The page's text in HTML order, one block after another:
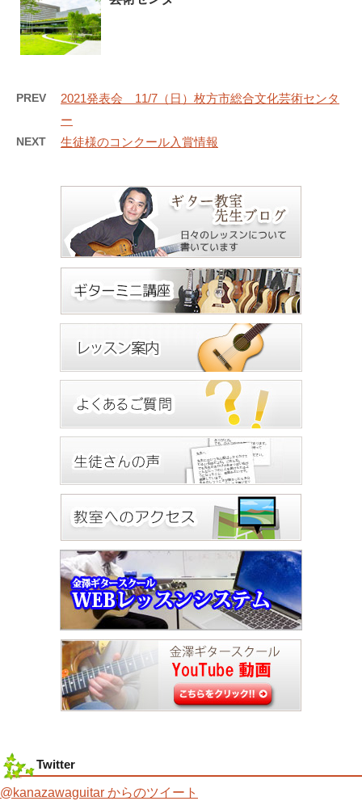
PREV
2021発表会 11/7（日）枚方市総合文化芸術センタ
ー
NEXT 生徒様のコンクール入賞情報
Twitter
@kanazawaguitar からのツイート